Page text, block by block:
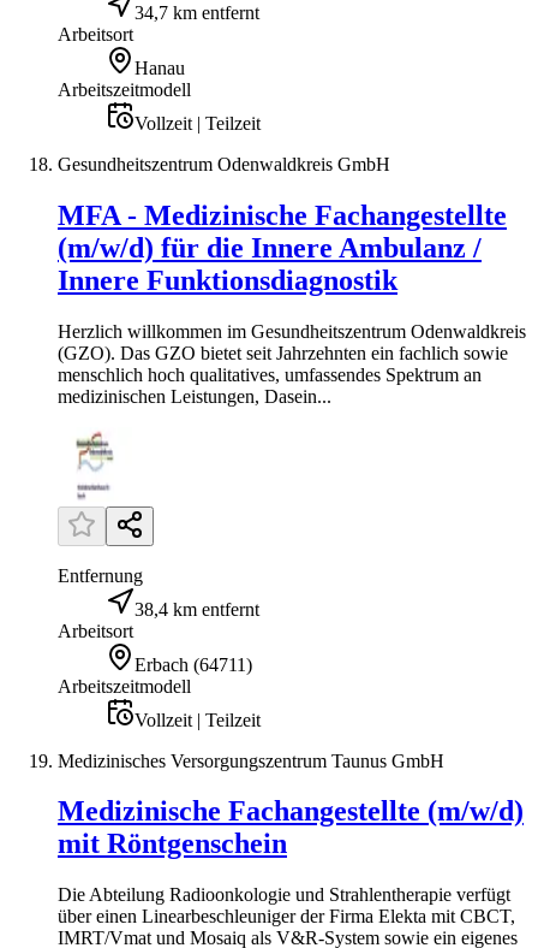
34,7 km entfernt
Arbeitsort
Hanau
Arbeitszeitmodell
Vollzeit | Teilzeit
Gesundheitszentrum Odenwaldkreis GmbH
MFA - Medizinische Fachangestellte
(m/w/d) für die Innere Ambulanz /
Innere Funktionsdiagnostik
Herzlich willkommen im Gesundheitszentrum Odenwaldkreis
(GZO). Das GZO bietet seit Jahrzehnten ein fachlich sowie
menschlich hoch qualitatives, umfassendes Spektrum an
medizinischen Leistungen, Dasein...
Entfernung
38,4 km entfernt
Arbeitsort
Erbach (64711)
Arbeitszeitmodell
Vollzeit | Teilzeit
Medizinisches Versorgungszentrum Taunus GmbH
Medizinische Fachangestellte (m/w/d)
mit Röntgenschein
Die Abteilung Radioonkologie und Strahlentherapie verfügt
über einen Linearbeschleuniger der Firma Elekta mit CBCT,
IMRT/Vmat und Mosaiq als V&R-System sowie ein eigenes